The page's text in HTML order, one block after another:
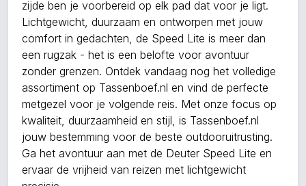
zijde ben je voorbereid op elk pad dat voor je ligt.
Lichtgewicht, duurzaam en ontworpen met jouw
comfort in gedachten, de Speed Lite is meer dan
een rugzak - het is een belofte voor avontuur
zonder grenzen. Ontdek vandaag nog het volledige
assortiment op Tassenboef.nl en vind de perfecte
metgezel voor je volgende reis. Met onze focus op
kwaliteit, duurzaamheid en stijl, is Tassenboef.nl
jouw bestemming voor de beste outdooruitrusting.
Ga het avontuur aan met de Deuter Speed Lite en
ervaar de vrijheid van reizen met lichtgewicht